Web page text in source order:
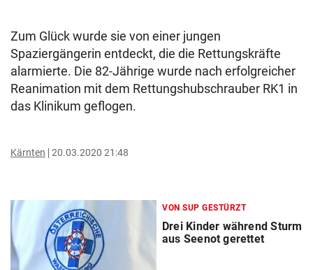
Zum Glück wurde sie von einer jungen
Spaziergängerin entdeckt, die die Rettungskräfte
alarmierte. Die 82-Jährige wurde nach erfolgreicher
Reanimation mit dem Rettungshubschrauber RK1 in
das Klinikum geflogen.
Kärnten 20.03.2020 21:48
VON SUP GESTÜRZT
Drei Kinder während Sturm
aus Seenot gerettet